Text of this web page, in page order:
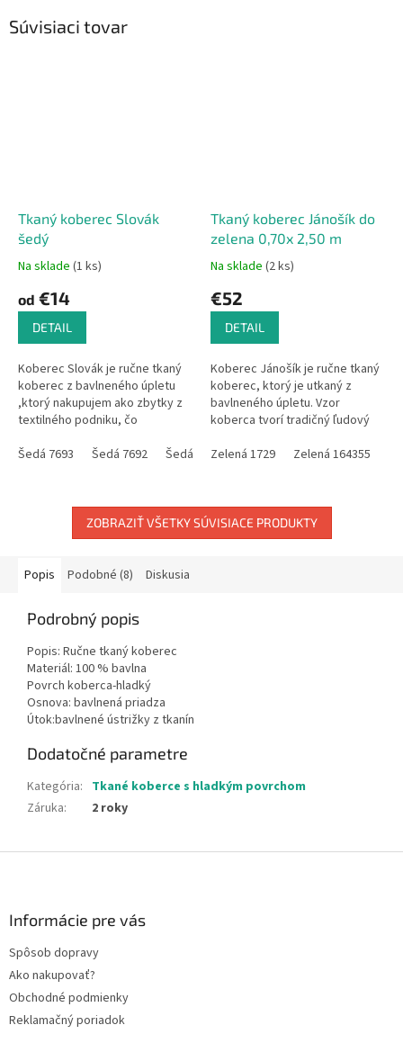
Súvisiaci tovar
Tkaný koberec Slovák
šedý
Na sklade (1 ks)
od €14
DETAIL
Koberec Slovák je ručne tkaný
koberec z bavlneného úpletu
,ktorý nakupujem ako zbytky z
textilného podniku, čo
kobercov.Tieto bývajú
Šedá 7693 Šedá 7692 Šedá 0946 Šedá 6611 Šedá 6599
Tkaný koberec Jánošík do
zelena 0,70x 2,50 m
Na sklade (2 ks)
€52
DETAIL
Koberec Jánošík je ručne tkaný
koberec, ktorý je utkaný z
bavlneného úpletu. Vzor
koberca tvorí tradičný ľudový
celom Slovensku ,vtedy slúžil
Zelená 1729 Zelená 164355
ZOBRAZIŤ VŠETKY SÚVISIACE PRODUKTY
Popis Podobné (8) Diskusia
Podrobný popis
Popis: Ručne tkaný koberec
Materiál: 100 % bavlna
Povrch koberca-hladký
Osnova: bavlnená priadza
Útok:bavlnené ústrižky z tkanín
Dodatočné parametre
Kategória: Tkané koberce s hladkým povrchom
Záruka: 2 roky
Informácie pre vás
Spôsob dopravy
Ako nakupovať?
Obchodné podmienky
Reklamačný poriadok